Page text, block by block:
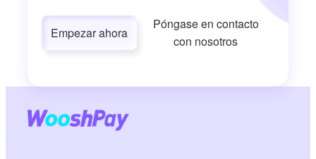
Empezar ahora
Póngase en contacto
con nosotros